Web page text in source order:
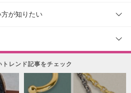
が知りたい
トレンド記事をチェック